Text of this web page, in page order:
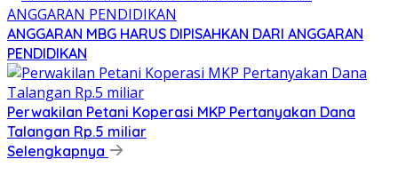
ANGGARAN MBG HARUS DIPISAHKAN DARI ANGGARAN
PENDIDIKAN
Perwakilan Petani Koperasi MKP Pertanyakan Dana
Talangan Rp.5 miliar
Selengkapnya